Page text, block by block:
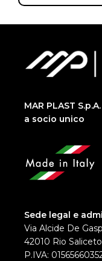
MAR PLAST S.p.A.
a socio unico
Sede legal e
Via Alcide De
42010 Rio
P.IVA: